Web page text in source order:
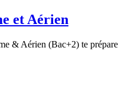
et Aérien
& Aérien (Bac+2) te prépare